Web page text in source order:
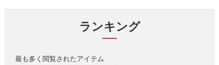
ランキング
最も多く閲覧されたアイテム